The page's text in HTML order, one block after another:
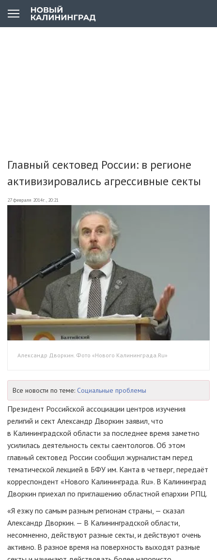
Главный сектовед России: в регионе
активизировались агрессивные секты
27 февраля 2014г., 20:21
Александр Дворкин. Фото «Нового Калининграда.Ru»
Все новости по теме: Социальные проблемы
Президент Российской ассоциации центров изучения
религий и сект Александр Дворкин заявил, что
в Калининградской области за последнее время заметно
усилилась деятельность секты саентологов. Об этом
главный сектовед России сообщил журналистам перед
тематической лекцией в БФУ им. Канта в четверг, передаёт
корреспондент «Нового Калининграда. Ru». В Калининград
Дворкин приехал по приглашению областной епархии РПЦ.
«Я езжу по самым разным регионам страны, — сказал
Александр Дворкин. — В Калининградской области,
несомненно, действуют разные секты, и действуют очень
активно. В разное время на поверхность выходят разные